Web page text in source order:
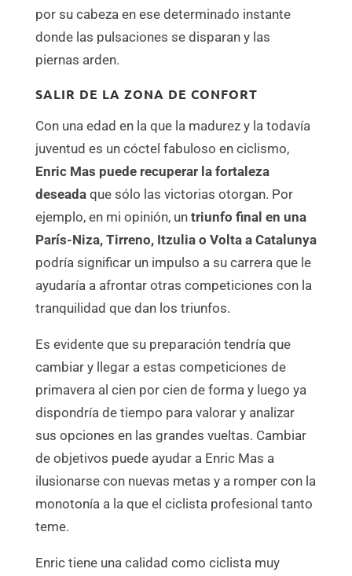
por su cabeza en ese determinado instante
donde las pulsaciones se disparan y las
piernas arden.
SALIR DE LA ZONA DE CONFORT
Con una edad en la que la madurez y la todavía
juventud es un cóctel fabuloso en ciclismo,
Enric Mas puede recuperar la fortaleza
deseada que sólo las victorias otorgan. Por
ejemplo, en mi opinión, un triunfo final en una
París-Niza, Tirreno, Itzulia o Volta a Catalunya
podría significar un impulso a su carrera que le
ayudaría a afrontar otras competiciones con la
tranquilidad que dan los triunfos.
Es evidente que su preparación tendría que
cambiar y llegar a estas competiciones de
primavera al cien por cien de forma y luego ya
dispondría de tiempo para valorar y analizar
sus opciones en las grandes vueltas. Cambiar
de objetivos puede ayudar a Enric Mas a
ilusionarse con nuevas metas y a romper con la
monotonía a la que el ciclista profesional tanto
teme.
Enric tiene una calidad como ciclista muy